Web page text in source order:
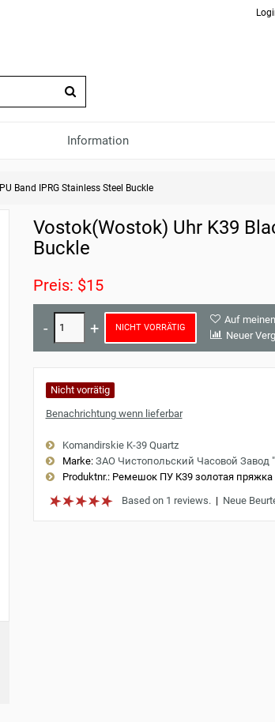
Information
Band IPRG Stainless Steel Buckle
Vostok(Wostok) Uhr K39
Buckle
Preis: $15
NICHT VORRÄTIG
Auf
Neuer
Nicht vorrätig
Benachrichtung wenn lieferbar
Komandirskie K-39 Quartz
Marke: ЗАО Чистопольский Часовой Завод
Produktnr.:Ремешок ПУ К39 золотая
Based on 1 reviews.| Neue